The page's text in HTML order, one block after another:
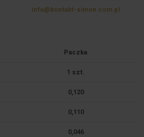
info@kontakt-simon.com.pl
Paczka
1 szt.
0,120
0,110
0,046